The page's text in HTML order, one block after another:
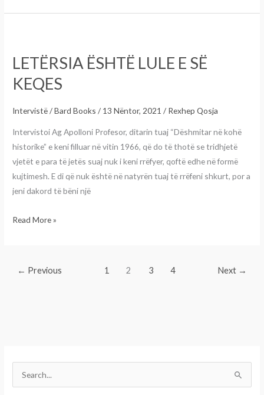
LETËRSIA ËSHTË LULE E SË
KEQES
Intervistë/Bard Books/ 13 Nëntor, 2021/ Rexhep Qosja
Intervistoi Ag Apolloni Profesor, ditarin tuaj “Dëshmitar në kohë
historike” e keni filluar në vitin 1966, që do të thotë se tridhjetë
vjetët e para të jetës suaj nuk i keni rrëfyer, qoftë edhe në formë
kujtimesh. E di që nuk është në natyrën tuaj të rrëfeni shkurt, por a
jeni dakord të bëni një
LULE
E
SË
KEQES
Read More »
← Previous 1 2 3 4 Next →